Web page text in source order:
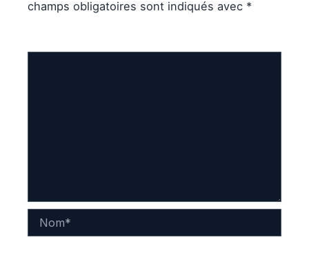
champs obligatoires sont indiqués avec *